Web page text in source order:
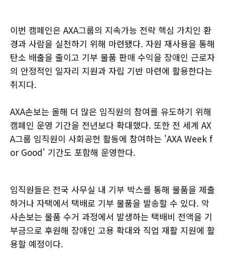
이번 캠페인은 AXA그룹의 지속가능 전략 핵심 가치인 환
경과 사람을 실천하기 위해 마련됐다. 자원 재사용을 통해
탄소 배출을 줄이고 기부 물품 판매 수익을 장애인 근로자
의 안정적인 일자리 지원과 자립 기반 마련에 활용한다는
취지다.
AXA손보는 올해 더 많은 임직원의 참여를 유도하기 위해
캠페인 운영 기간을 전년보다 확대했다. 또한 전 세계 AX
A그룹 임직원이 사회공헌 활동에 참여하는 'AXA Week f
or Good' 기간도 포함해 운영한다.
임직원들은 전국 사무실 내 기부 박스를 통해 물품을 제출
하거나 자택에서 택배로 기부 물품을 발송할 수 있다. 악
사손보는 물품 수거 과정에서 발생하는 택배비 전액을 기
부금으로 후원해 장애인 고용 확대와 직업 재활 지원에 활
용할 예정이다.